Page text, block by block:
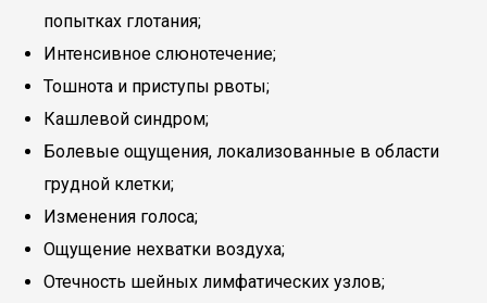
попытках глотания;
Интенсивное слюнотечение;
Тошнота и приступы рвоты;
Кашлевой синдром;
Болевые ощущения, локализованные в области
грудной клетки;
Изменения голоса;
Ощущение нехватки воздуха;
Отечность шейных лимфатических узлов;